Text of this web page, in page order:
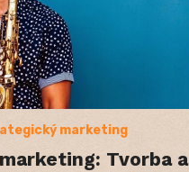
marketing
Tvorba a